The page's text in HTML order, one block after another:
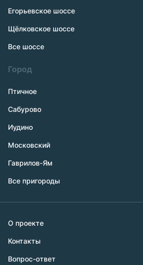
Егорьевское шоссе
Щёлковское шоссе
Все шоссе
Город
Птичное
Сабурово
Иудино
Московский
Гаврилов-Ям
Все пригороды
О проекте
Контакты
Вопрос-ответ